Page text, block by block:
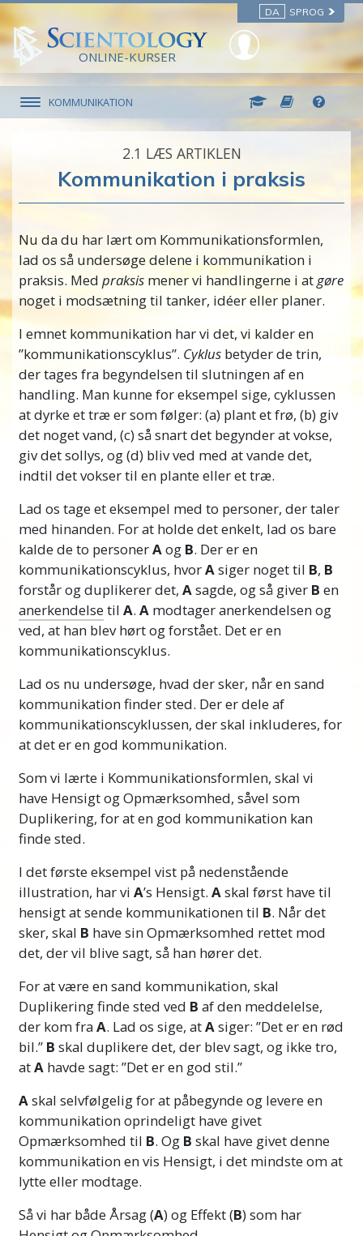
DA SPROG
ONLINE-KURSER
KOMMUNIKATION
2.‎1 LÆS ARTIKLEN
Kommunikation i praksis
Nu da du har lært om Kommunikationsformlen,
lad os så undersøge delene i kommunikation i
praksis. Med praksis mener vi handlingerne i atgøre
noget i modsætning til tanker, idéer eller planer.
I emnet kommunikation har vi det, vi kalder en
”kommunikationscyklus”. Cyklus betyder de trin,
der tages fra begyndelsen til slutningen af en
handling. Man kunne for eksempel sige, cyklussen
at dyrke et træ er som følger: (a) plant et frø, (b) giv
det noget vand, (c) så snart det begynder at vokse,
giv det sollys, og (d) bliv ved med at vande det,
indtil det vokser til en plante eller et træ.
Lad os tage et eksempel med to personer, der taler
med hinanden. For at holde det enkelt, lad os bare
kalde de to personerAog B. Der er en
kommunikationscyklus, hvorAsiger noget til B, B
forstår og duplikerer det, Asagde, og så giver B en
anerkendelsetil A. A modtager anerkendelsen og
ved, at han blev hørt og forstået. Det er en
kommunikationscyklus.
Lad os nu undersøge, hvad der sker, når en sand
kommunikation finder sted. Der er dele af
kommunikationscyklussen, der skal inkluderes, for
at det er en god kommunikation.
Som vi lærte i Kommunikationsformlen, skal vi
have Hensigt og Opmærksomhed, såvel som
Duplikering, for at en god kommunikation kan
finde sted.
I det første eksempel vist på nedenstående
illustration, har vi A’s Hensigt. Askal først have til
hensigt at sende kommunikationen til B. Når det
sker, skal B have sin Opmærksomhed rettet mod
det, der vil blive sagt, så han hører det.
For at være en sand kommunikation, skal
Duplikering finde sted ved B af den meddelelse,
der kom fraA. Lad os sige, atAsiger: ”Det er en rød
bil.” B skal duplikere det, der blev sagt, og ikke tro,
atA havde sagt: ”Det er en god stil.”
Askal selvfølgelig for at påbegynde og levere en
kommunikation oprindeligt have givet
Opmærksomhed til B. Og B skal have givet denne
kommunikation en vis Hensigt, i det mindste om at
lytte eller modtage.
Så vi har både Årsag (A) og Effekt (B) som har